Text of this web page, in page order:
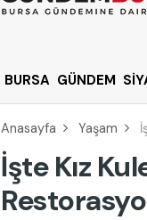
BURSA GÜNDEM
Anasayfa Yaşam
İşte Kız